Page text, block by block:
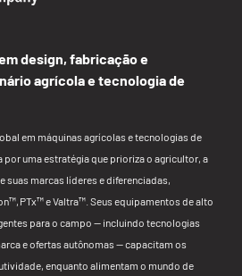
design, fabricação e
agrícola e tecnologia de
em máquinas agrícolas e tecnologias de
por uma estratégia que prioriza o agricultor, a
suas marcas líderes e diferenciadas,
PTx™ e Valtra™. Seus equipamentos de alto
para o campo — incluindo tecnologias
e ofertas autônomas — capacitam os
enquanto alimentam o mundo de